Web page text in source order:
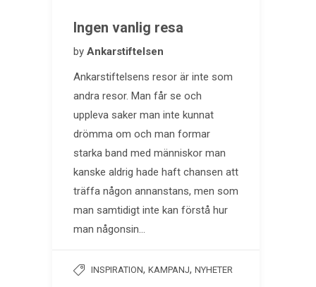
Ingen vanlig resa
by Ankarstiftelsen
Ankarstiftelsens resor är inte som
andra resor. Man får se och
uppleva saker man inte kunnat
drömma om och man formar
starka band med människor man
kanske aldrig hade haft chansen att
träffa någon annanstans, men som
man samtidigt inte kan förstå hur
man någonsin…
INSPIRATION, KAMPANJ, NYHETER